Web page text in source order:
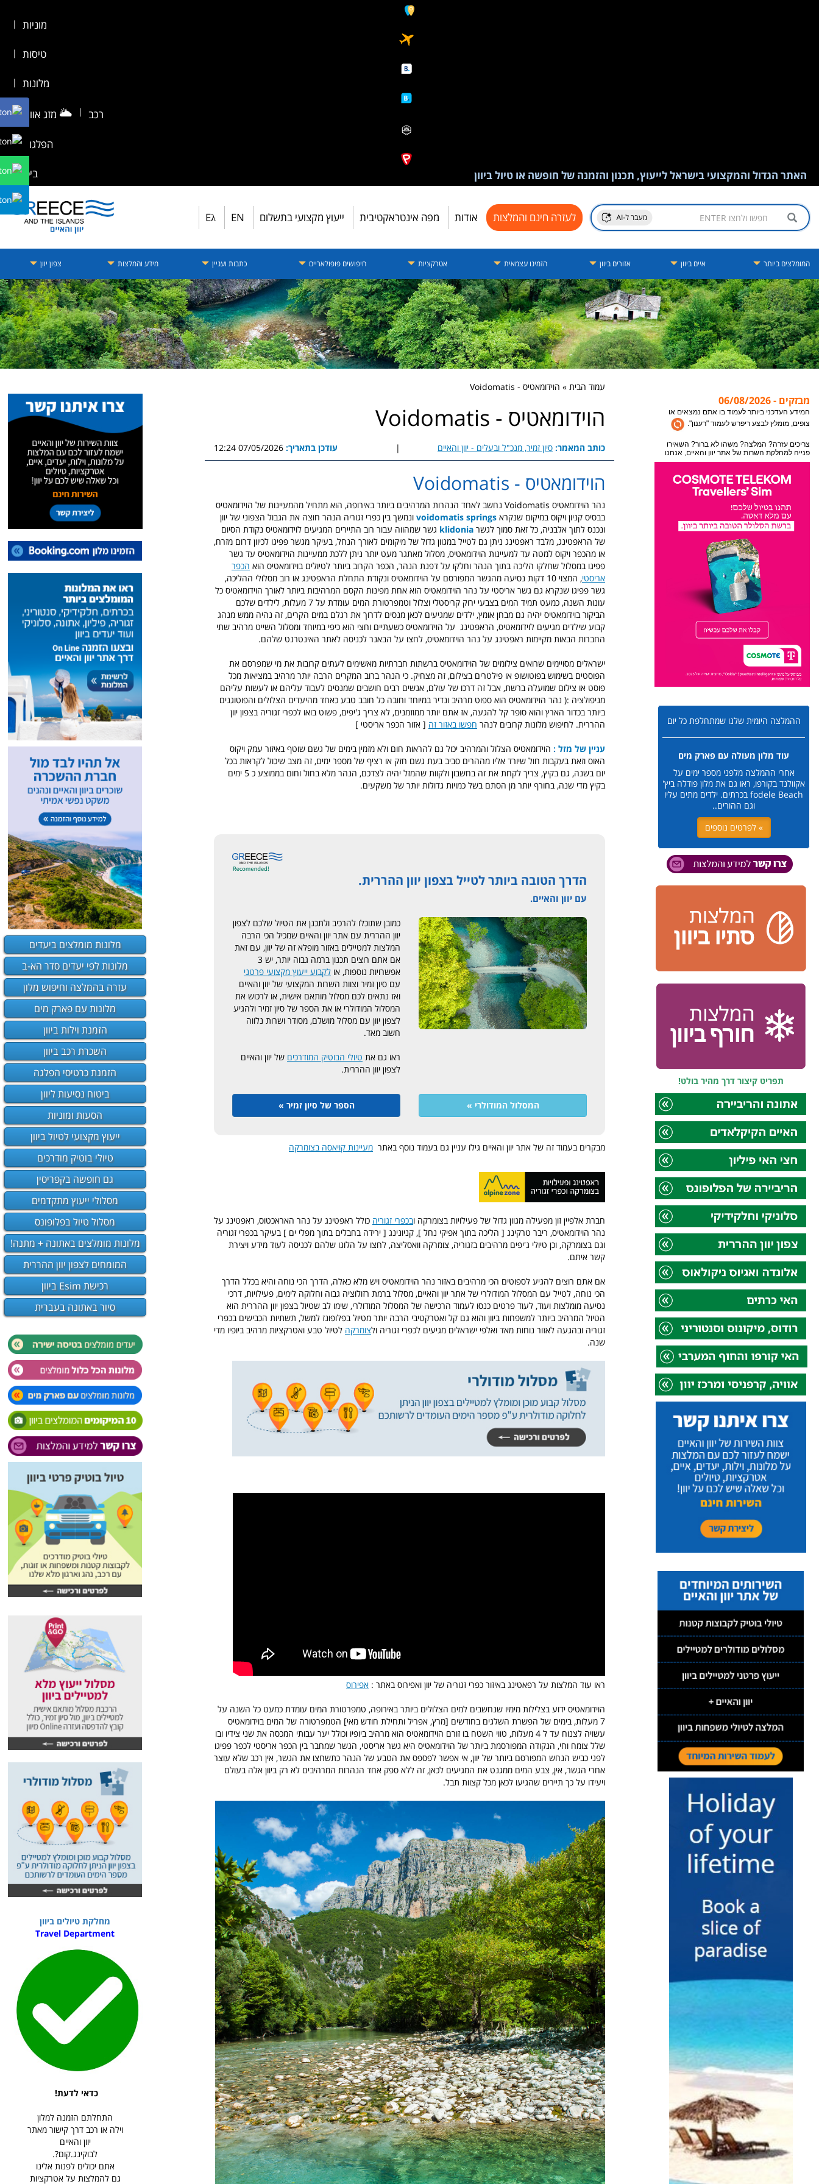
מוניות |
טיסות |
מלונות |
רכב |
🌥️ מזג אוויר |
הפלגות |
ביטוח האתר הגדול והמקצועי בישראל לייעוץ, תכנון והזמנה של חופשה או טיול ביוון
לעזרה חינם והמלצות אודות מפה אינטראקטיבית ייעוץ מקצועי בתשלום EN
Eλ
המומלצים ביותר איים ביוון אזורים ביוון הזמינו עצמאית אטרקציות חיפושים פופולאריים כתבות ועניין מידע והמלצות צפון יוון
עמוד הבית » הוידומאטיס - Voidomatis
מבזקים - 06/08/2026
צריכים עזרה? המלצה? משהו לא ברור? השאירו
נקח את זה משם עד לחופשה שלכם ביוון.
אתר יוון והאיים מתעדכן במידע חדש כל הזמן, לקבלת
המידע העדכני ביותר לעמוד בו אתם נמצאים או
ההמלצה היומית שלנו שמתחלפת כל יום
עוד מלון מעולה עם פארק מים
אחרי ההמלצה מלפני מספר ימים על
אקוולנד בקורפו, ראו גם את מלון פודלה ביץ'
fodele Beach בכרתים. ילדים מתים עליו
וגם ההורים..
» לפרטים נוספים
תפריט קיצור דרך מהיר בולט!
הוידומאטיס - Voidomatis
כותב המאמר: סיון זמיר, מנכ"ל ובעלים - יוון והאיים | עודכן בתאריך: 07/05/2026 12:24
הוידומאטיס - Voidomatis
נהר הוידומאטיס Voidomatis נחשב לאחד הנהרות המרהיבים ביותר באירופה, הוא מתחיל מהמעיינות של הוידומאטיס
בבסיס קניון ויקוסבמיקום שנקרא voidomatis springs ונמשך בין כפרי זגוריה הנהר חוצה את הגבול הצפוני של יוון
ונכנס לתוך אלבניה, כל זאת סמוך לגשר klidonia גשר שמהווה עבור רוב התיירים המגיעים לוידומאטיס נקודת הסיום
של הראפטינג, מלבד ראפטינג ניתן גם לטייל במגוון גדול של מיקומים לאורך הנחל, בעיקר מגשר פפיגו לכיוון דרום מזרח,
או מהכפר ויקוס למטה עד למעיינות הוידומאטיס, מסלול מאתגר מעט יותר ניתן ללכת ממעיינות הוידומאטיס עד גשר
פפיגו במסלול שחלקו הליכה בתוך הנהר וחלקו על דפנת הנהר, הכפר הקרוב ביותר לטיולים בוידומאטיס הוא הכפר
אריסטי
, המצוי 10 דקות נסיעה מהגשר המפורסם על הוידומאטיס ונקודת התחלת הראפטינג או רוב מסלולי ההליכה,
גשר פפיגו שנקרא גם גשר אריסטי על נהר הוידומאטיס הוא אחת מפינות הקסם המרהיבות ביותר לאורך הוידומאטיס כל
עונות השנה, כמעט תמיד המים בצבעי ירוק קריסטלי וצלול וטמפרטורת המים עומדת על 7 מעלות, לילדים שלכם
הביקור בוידומאטיס יהיה גם מבחן אומץ, ילדים שמגיעים לכאן מנסים לדרוך את רגלם במים הקרים, זה נהיה ממש מנהג
קבוע שילדים מגיעים לוידומאטיס, הראפטינג על הוידומאטיס כשעתיים וחצי הוא כיפי במיוחד ומסלול השייט מרהיב שתי
החברות הבאות מקיימות ראפטינג על נהר הוידומאטיס, לחצו על הבאנר לכניסה לאתר האינטרנט שלהם.
ישראלים מסויימים שרואים צילומים של הוידומאטיס ברשתות חברתיות מאשימים לעתים קרובות את מי שמפרסם את
הפוסטים בשימוש בפוטושופ או פילטרים בצילום, זה מצחיק. כי הנהר ברוב המקרים הרבה יותר מרהיב במציאות מכל
פוסט או צילום שמועלה ברשת, אבל זה דרכו של עולם, אנשים רבים חושבים שמנסים לעבוד עליהם או לעשות עליהם
מניפולציה :( נהר הוידומאטיס הוא ספוט מרהיב ונדיר במיוחד וחובה כל חובב טבע כאחד מהיעדים הצלולים והפוטוגנים
ביותר בכדור הארץ והוא סופר קל להגעה, אז אתם יותר ממוזמנים, לא צריך ג'יפים, פשוט בואו לכפרי זגוריה בצפון יוון
ההררית. לחיפוש מלונות קרובים לנהר חפשו באזור זה [ אזור הכפר אריסטי ]
עניין של מזל : הוידומאטיס הצלול והמרהיב יכול גם להראות חום ולא מזמין בימים של גשם שוטף באיזור עמק ויקוס
האוס וזאת בעקבות חול שיורד אליו מההרים סביב בעת גשם חזק או רציף של מספר ימים, זה מצב שיכול לקראות בכל
יום בשנה, גם בקיץ, צריך לקחת את זה בחשבון ולקוות שהמזל יהיה לצדכם, הנהר מלא בחול וחום בממוצע כ 5 ימים
בקיץ מדי שנה, בחורף יותר מן הסתם בשל כמויות גדולות יותר של משקעים.
הדרך הטובה ביותר לטייל בצפון יוון ההררית.
עם יוון והאיים.
כמובן שתוכלו להרכיב ולתכנן את הטיול שלכם לצפון
יוון ההררית עם אתר יוון והאיים שמכיל הכי הרבה
המלצות למטיילים באזור מופלא זה של יוון, עם זאת
אם אתם רוצים תכנון ברמה גבוה יותר, יש 3
אפשרויות נוספות, או לקבוע ייעוץ מקצועי פרטני
עם סיון זמיר וצוות השרות המקצועי של יוון והאיים
ואז נתאים לכם מסלול מותאם אישית, או לרכוש את
המסלול המודולרי או את הספר של סיון זמיר ולהגיע
לצפון יוון עם מסלול מושלם, מסודר ושרות נלווה
חשוב מאד.
ראו גם את טיולי הבוטיק המודרכים של יוון והאיים
לצפון יוון ההררית.
המסלול המודולרי » הספר של סיון זמיר »
מבקרים בעמוד זה של אתר יוון והאיים גילו עניין גם בעמוד נוסף באתר מעיינות קויאסה בצומרקה
חברת אלפיין זון מפעילה מגוון גדול של פעילויות בצומרקה ובכפרי זגוריה כולל ראפטינג על נהר האראכטוס, ראפטינג על
נהר הוידומאטיס, ריבר טרקינג [ הליכה בתוך אפיקי נחל ], קניונינג [ ירידה בחבלים בתוך מפלי ים ] בעיקר בכפרי זגוריה
וגם בצומרקה, וכן טיולי ג'יפים מרהיבים בזגוריה, צומרקה וואסליצה, לחצו על הלוגו שלהם לכניסה לעוד מידע ויצירת
קשר איתם.
אם אתם רוצים להגיע לספוטים הכי מרהיבים באזור נהר הוידומאטיס ויש מלא כאלה, הדרך הכי נוחה והיא בכלל הדרך
הכי נוחה, לטייל עם המסלול המודולרי של אתר יוון והאיים, מסלול ברמת רזולוציה גבוה וחלוקה לימים, פעילויות, דרכי
נסיעה מומלצות ועוד, לעוד פרטים כנסו לעמוד הרכישה של המסלול המודולרי, שימו לב שטיול בצפון יוון ההררית הוא
הטיול המרהיב ביותר למשפחות ביוון והוא גם קל ואטרקטיבי הרבה יותר מטיול בפלופונז למשל, תשתיות הכבישים בכפרי
זגוריה ובהגעה לאזור נוחות מאד ואלפי ישראלים מגיעים לכפרי זגוריה ולצומרקה לטיול טבע ואטרקציות מרהיב ביופיו מדי
שנה.
ראו עוד המלצות על רפאטינג באיזור כפרי זגוריה של יוון ואפירוס באתר : אפירוס
הוידומאטיס ידוע בצלילות מימיו שנחשבים למים הצלולים ביותר באירופה, טמפרטורת המים עומדת כמעט כל השנה על
7 מעלות, בימים של הפשרת השלגים בחודשים [מרץ, אפריל ותחילת חודש מאי] הטמפרטורה של המים בוידומאטיס
עשויה לצנוח עד ל 4 מעלות, טווי השטח בו זורם הוידומאטיס הוא מרהיב ביופיו וכולל יער עבותי המכסה את שני צידיו ובו
שלל צומח וחי, הנקודה המפורסמת ביותר של הוידומאטיס היא גשר אריסטי, הגשר שמחבר בין הכפר אריסטי לכפר פפיגו
לפני כביש הנחש המפורסם ביותר של יוון, אי אפשר לפספס את הטבע של הנהר כתשחצו את הגשר, אין רכב שלא עוצר
אחרי הגשר, אין, צבע המים ממגנט את המגיעים לכאן, זה ללא ספק אחד הנהרות המרהיבים לא רק ביוון אלה בעולם
ויעידו על כך תיירים שהגיעו לכאן מכל קצוות תבל.
מלונות מומלצים ביעדים
מלונות לפי יעדים סדר הא-ב
עזרה בהמלצה וחיפוש מלון
מלונות עם פארק מים
הזמנת וילות ביוון
השכרת רכב ביוון
הזמנת כרטיסי הפלגה
ביטוח נסיעות ליוון
הסעות ומוניות
ייעוץ מקצועי לטיול ביוון
טיולי בוטיק מודרכים
גם חופשה בקפריסין
מסלולי ייעוץ מתקדמים
מסלול טיול בפלופונס
מלונות מומלצים באתונה + מתנה!
המומחים לצפון יוון ההררית
רכישת Esim ביוון
סיור באתונה בעברית
מחלקת טיולים ביוון
Travel Department
כדאי לדעת!
התחלתם הזמנה למלון
וילה או רכב דרך קישור מאתר
יוון והאיים
לבוקינג.קום?.
אתם יכולים לפנות אלינו
גם להמלצות על אטרקציות